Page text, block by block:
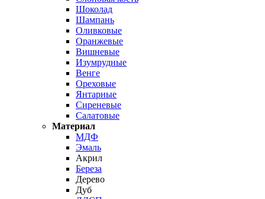
Шоколад
Шампань
Оливковые
Оранжевые
Вишневые
Изумрудные
Венге
Ореховые
Янтарные
Сиреневые
Салатовые
Материал
МДФ
Эмаль
Акрил
Береза
Дерево
Дуб